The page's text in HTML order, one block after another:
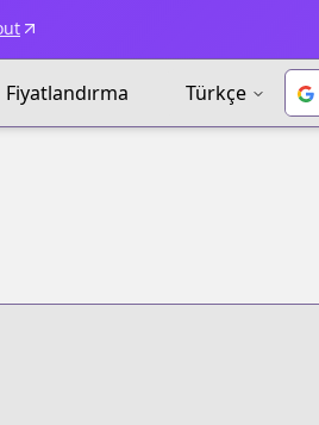
Fiyatlandırma Türkçe